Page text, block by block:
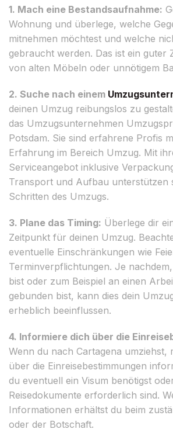
1. Mach eine Bestandsaufnahme:
Wohnung und überlege, welche
mitnehmen möchtest und welche
gebraucht werden. Das ist ein guter
von alten Möbeln oder unnötigem
2. Suche nach einem
deinen Umzug reibungslos zu
das Umzugsunternehmen
Potsdam. Sie sind erfahrene Profis
Erfahrung im Bereich Umzug. Mit
Serviceangebot inklusive
Transport und Aufbau unterstützen
Schritten des Umzugs.
3. Plane das Timing: Überlege dir
Zeitpunkt für deinen Umzug.
eventuelle Einschränkungen wie
Terminverpflichtungen. Je
bist oder zum Beispiel an einen
gebunden bist, kann dies dein
erheblich beeinflussen.
4. Informiere dich über die
Wenn du nach Cartagena umziehst,
über die Einreisebestimmungen
du eventuell ein Visum benötigst
Reisedokumente erforderlich sind.
Informationen erhältst du beim
oder der Botschaft.